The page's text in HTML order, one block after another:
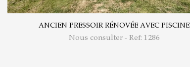
ANCIEN PRESSOIR RÉNOVÉE AVEC PISCINE
Nous consulter - Ref: 1286